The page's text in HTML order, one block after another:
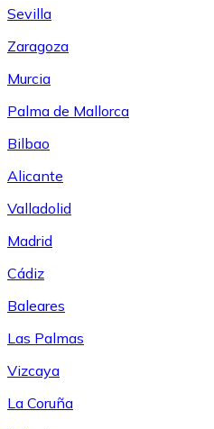
Sevilla
Zaragoza
Murcia
Palma de Mallorca
Bilbao
Alicante
Valladolid
Madrid
Cádiz
Baleares
Las Palmas
Vizcaya
La Coruña